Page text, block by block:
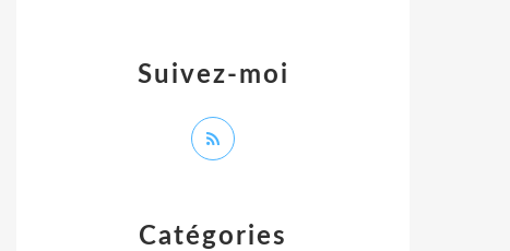
Catégories
Suivez-moi